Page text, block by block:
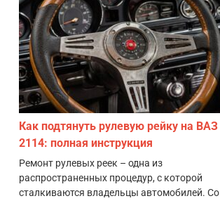
Как подтянуть рулевую рейку на ВАЗ
2114: полная инструкция
Ремонт рулевых реек – одна из
распространенных процедур, с которой
сталкиваются владельцы автомобилей. Со